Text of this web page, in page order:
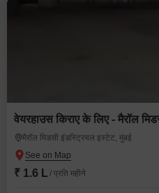
वेयरहाउस किराए के लिए - मैरॉल
मैरॉल मिडसी इंडस्ट्रियल इस्टेट, मुंबई
₹ 1.6 L / प्रति महीने